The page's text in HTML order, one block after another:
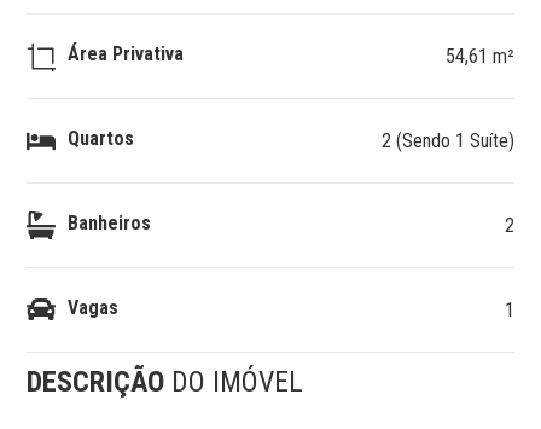
Área Privativa 54,61 m²
Quartos 2 (Sendo 1 Suíte)
Banheiros 2
Vagas 1
DESCRIÇÃO DO IMÓVEL